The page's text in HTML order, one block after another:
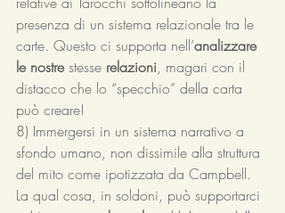
presenza di un sistema relazionale tra le
carte. Questo ci supporta nell’analizzare
le nostre stesse relazioni, magari con il
distacco che lo “specchio” della carta
può creare!
8) Immergersi in un sistema narrativo a
sfondo umano, non dissimile alla struttura
del mito come ipotizzata da Campbell.
La qual cosa, in soldoni, può supportarci